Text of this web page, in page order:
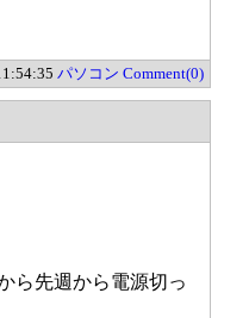
パソコン Comment(0)
ら先週から電源切っ